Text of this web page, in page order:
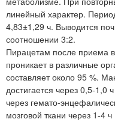
линейный характер.
4,83±1,29 ч. Выводится
соотношении 3:2.
Пирацетам после приема
проникает в различные
составляет около 95 %.
достигается через 0,5-1,0
через гемато-
мозговой ткани через 1-4